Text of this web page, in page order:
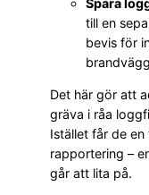
till en
bevis för
Det här gör att
gräva i råa
Istället får de
rapportering –
går att lita på.